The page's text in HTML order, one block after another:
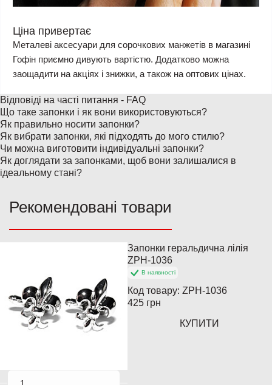
Ціна привертає
Металеві аксесуари для сорочкових манжетів в магазині
Гофін приємно дивують вартістю. Додатково можна
заощадити на акціях і знижки, а також на оптових цінах.
Відповіді на часті питання - FAQ
Що таке запонки і як вони використовуються?
Як правильно носити запонки?
Як вибрати запонки, які підходять до мого стилю?
Чи можна виготовити індивідуальні запонки?
Як доглядати за запонками, щоб вони залишалися в
ідеальному стані?
Рекомендовані товари
Запонки геральдична лілія
ZPH-1036
В наявності
Код товару: ZPH-1036
425 грн
КУПИТИ